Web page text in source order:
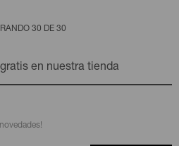
30 DE 30
en nuestra tienda